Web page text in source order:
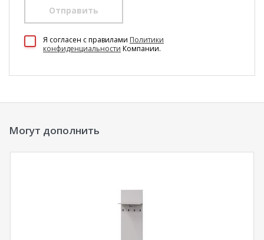
Отправить
Я согласен c правилами Политики
конфиденциальности Компании.
Могут дополнить